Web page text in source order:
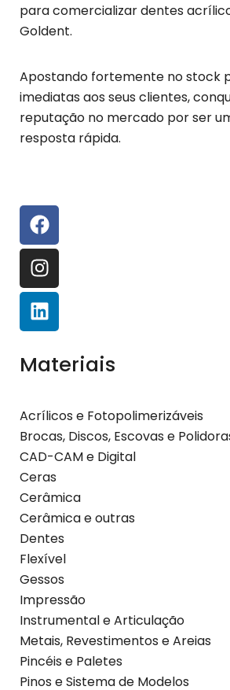
para comercializar dentes
Goldent.
Apostando fortemente no stock
imediatas aos seus clientes,
reputação no mercado por ser
resposta rápida.
Materiais
Acrílicos e Fotopolimerizáveis
Brocas, Discos, Escovas e
CAD-CAM e Digital
Ceras
Cerâmica
Cerâmica e outras
Dentes
Flexível
Gessos
Impressão
Instrumental e Articulação
Metais, Revestimentos e Areias
Pincéis e Paletes
Pinos e Sistema de Modelos